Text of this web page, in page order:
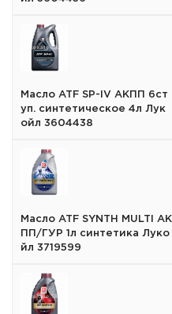
Масло ATF SP-IV АКПП 6ст
уп. синтетическое 4л Лук
ойл 3604438
Масло ATF SYNTH MULTI АК
ПП/ГУР 1л синтетика Луко
йл 3719599